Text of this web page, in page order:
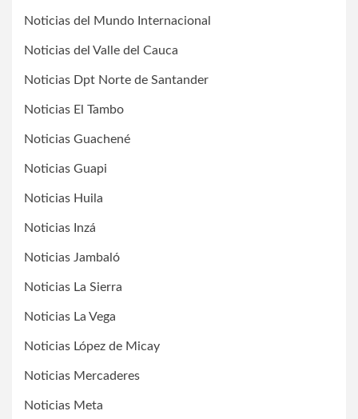
Noticias del Mundo Internacional
Noticias del Valle del Cauca
Noticias Dpt Norte de Santander
Noticias El Tambo
Noticias Guachené
Noticias Guapi
Noticias Huila
Noticias Inzá
Noticias Jambaló
Noticias La Sierra
Noticias La Vega
Noticias López de Micay
Noticias Mercaderes
Noticias Meta